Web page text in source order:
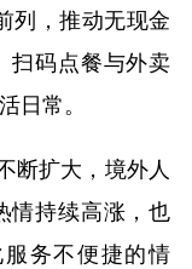
列，推动无现金
扫码点餐与外卖
日常。
断扩大，境外人
情持续高涨，也
务不便捷的情